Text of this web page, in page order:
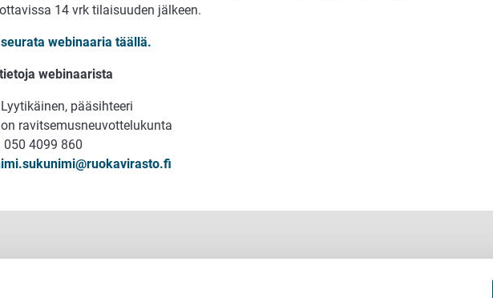
14 vrk tilaisuuden jälkeen.
webinaaria täällä.
webinaarista
pääsihteeri
ravitsemusneuvottelukunta
050 4099 860